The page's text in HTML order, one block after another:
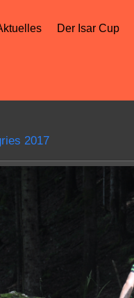
Der Isar Cup
2017